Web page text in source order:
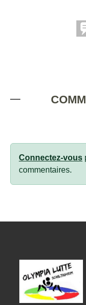
Connectez-vous
commentaires.